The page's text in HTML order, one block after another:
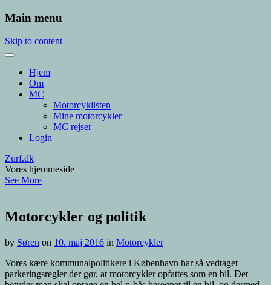
Main menu
Skip to content
Hjem
Om
MC
Motorcyklisten
Mine motorcykler
MC rejser
Login
Zurf.dk
Vores hjemmeside
See More
Motorcykler og politik
by Søren on 10. maj 2016 in Motorcykler
Vores kære kommunalpolitikere i København har så vedtaget
parkeringsregler der gør, at motorcykler opfattes som en bil. Det